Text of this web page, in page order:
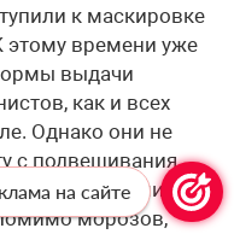
к маскировке
этому времени уже
выдачи
как и всех
Однако они не
с подвешивания
самим и
морозов,
на сайте